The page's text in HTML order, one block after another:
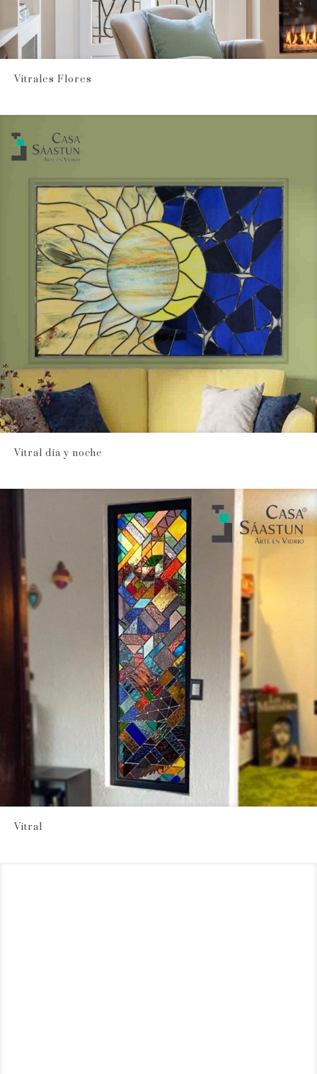
Vitrales Flores
Vitral día y noche
Vitral